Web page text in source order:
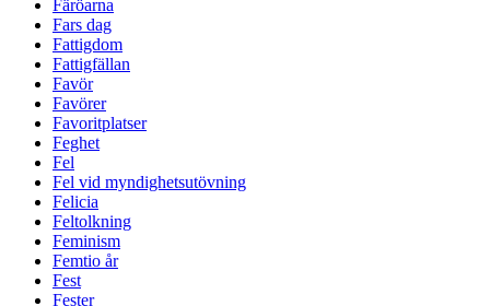
Färöarna
Fars dag
Fattigdom
Fattigfällan
Favör
Favörer
Favoritplatser
Feghet
Fel
Fel vid myndighetsutövning
Felicia
Feltolkning
Feminism
Femtio år
Fest
Fester